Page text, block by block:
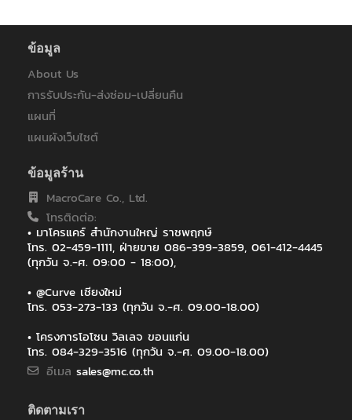
ข้อมูล
About Us
การรับประกัน-ส่งซ่อม-เปลี่ยนคืน
แผนที่
แผนผังเว็บไซต์
ข้อมูลร้าน
MacroCare Co., Ltd.
โทรติดต่อ:
• มาโครแคร์ สำนักงานใหญ่ ราชพฤกษ์
โทร. 02-459-1111, ฝ่ายขาย 086-399-3859, 061-412-4445
(ทุกวัน จ.-ศ. 09:00 - 18:00),
• @Curve เชียงใหม่
โทร. 053-273-133 (ทุกวัน จ.-ศ. 09.00-18.00)
• โครงการโอโซน วิลเลจ ขอนแก่น
โทร. 084-329-3516 (ทุกวัน จ.-ศ. 09.00-18.00)
อีเมล sales@mc.co.th
ติดตามเรา